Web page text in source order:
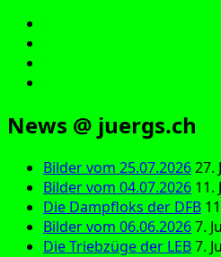
News @ juergs.ch
Bilder vom 25.07.202627.
Bilder vom 04.07.2026 11.
Die Dampfloks der DFB
Bilder vom 06.06.20267.
Die Triebzüge der LEB7.